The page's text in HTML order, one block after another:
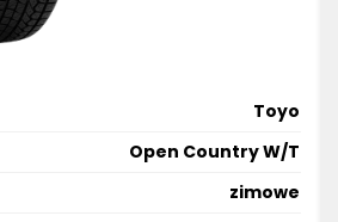
Toyo
Open Country W/T
zimowe